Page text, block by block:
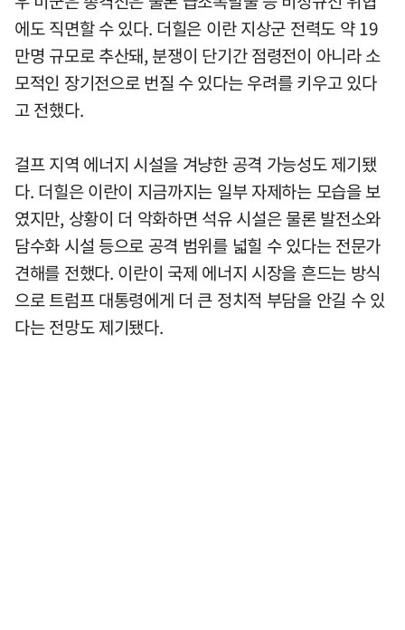
에도 직면할 수 있다. 더힐은 이란 지상군 전력도 약 19
만명 규모로 추산돼, 분쟁이 단기간 점령전이 아니라 소
모적인 장기전으로 번질 수 있다는 우려를 키우고 있다
고 전했다.
걸프 지역 에너지 시설을 겨냥한 공격 가능성도 제기됐
다. 더힐은 이란이 지금까지는 일부 자제하는 모습을 보
였지만, 상황이 더 악화하면 석유 시설은 물론 발전소와
담수화 시설 등으로 공격 범위를 넓힐 수 있다는 전문가
견해를 전했다. 이란이 국제 에너지 시장을 흔드는 방식
으로 트럼프 대통령에게 더 큰 정치적 부담을 안길 수 있
다는 전망도 제기됐다.